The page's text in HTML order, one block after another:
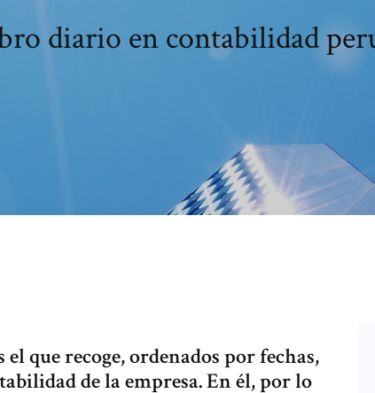
diario en contabilidad
que recoge, ordenados por fechas,
de la empresa. En él, por lo